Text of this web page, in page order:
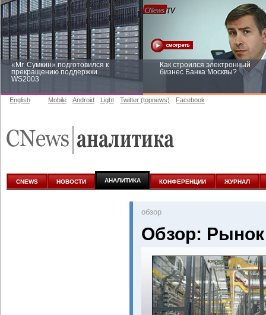
«Mr. Сумкин» подготовился к
прекращению поддержки
WS2003
Как строился электронный
бизнес Банка Москвы?
аналитике
English Mobile Android Light Twitter (topnews) Facebook
CNEWS НОВОСТИ АНАЛИТИКА КОНФЕРЕНЦИИ ЖУРНАЛ
oбзор
Обзор: